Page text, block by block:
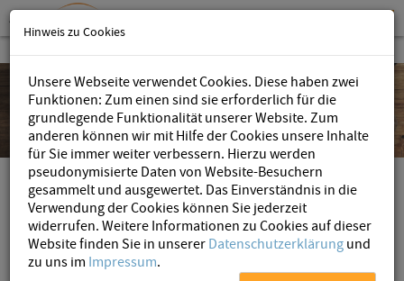
AristaFlow»Unternehmen»Karriere» Werkstudent/in in der Java-Entwicklung /
Web-Entwicklung gesucht
Java-Entwickler / Web-Entwickler
(m/w/d) als Werkstudent/in
Hinweis zu Cookies
Unsere Webseite verwendet Cookies. Diese haben zwei
Funktionen: Zum einen sind sie erforderlich für die
grundlegende Funktionalität unserer Website. Zum
anderen können wir mit Hilfe der Cookies unsere Inhalte
für Sie immer weiter verbessern. Hierzu werden
pseudonymisierte Daten von Website-Besuchern
gesammelt und ausgewertet. Das Einverständnis in die
Verwendung der Cookies können Sie jederzeit
widerrufen. Weitere Informationen zu Cookies auf dieser
Website finden Sie in unsererDatenschutzerklärungund
zu uns im Impressum.